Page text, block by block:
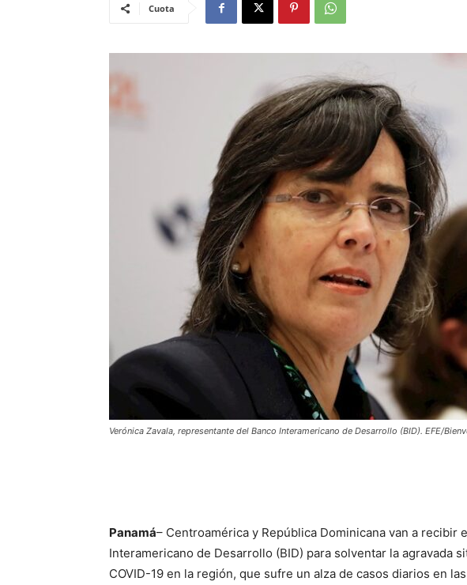
Cuota
Verónica Zavala, representante del Banco Interamericano de Desarrollo (BID). EFE/
Panamá– Centroamérica y República Dominicana van a recibir
Interamericano de Desarrollo (BID) para solventar la agravada
COVID-19 en la región, que sufre un alza de casos diarios en